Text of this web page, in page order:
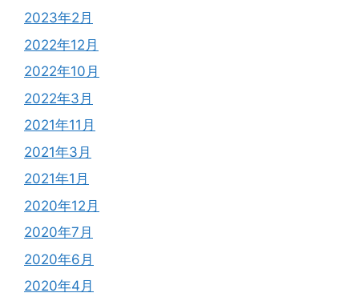
2023年2月
2022年12月
2022年10月
2022年3月
2021年11月
2021年3月
2021年1月
2020年12月
2020年7月
2020年6月
2020年4月